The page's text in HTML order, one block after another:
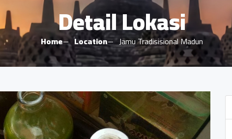
Detail Lokasi
Home Location Jamu Tradisisional Madun